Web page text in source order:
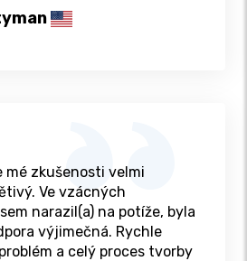
mé zkušenosti velmi
Ve vzácných
narazil(a) na potíže, byla
výjimečná. Rychle
a celý proces tvorby